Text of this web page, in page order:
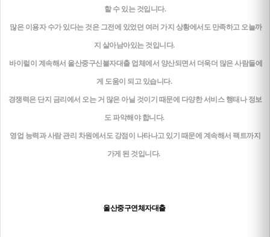
할 수 있는 것입니다.
많은 이용자 수가 있다는 것은 그전에 있었던 여러 가지 상황에서도 만족하고 오늘까
지 살아남아있는 것입니다.
바이럴이 계속해서 울산중구신불자대출 업체에서 양산되면서 더욱더 많은 사람들에
게 도움이 되고 있습니다.
경쟁력은 단지 금리에서 오는 거 많은 아닐 것이기 때문에 다양한 서비스 행태나 정보
도 파악해야 합니다.
영업 능력과 사람 관리 차원에서도 강점이 나타나고 있기 때문에 계속해서 팩트까지
가게 된 것입니다.
울산중구연체자대출